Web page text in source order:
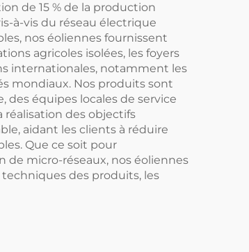
de 15 % de la production
à-vis du réseau électrique
nos éoliennes fournissent
agricoles isolées, les foyers
internationales, notamment les
mondiaux. Nos produits sont
des équipes locales de service
réalisation des objectifs
aidant les clients à réduire
Que ce soit pour
de micro-réseaux, nos éoliennes
des produits, les